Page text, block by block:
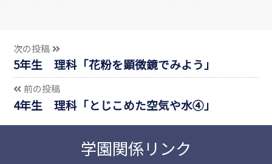
次の投稿
5年生 理科「花粉を顕微鏡でみよう」
前の投稿
4年生 理科「とじこめた空気や水④」
学園関係リンク